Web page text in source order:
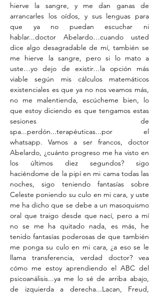
hierve la sangre, y me dan ganas de
arrancarles los oídos, y sus lenguas para
que ya no puedan escuchar ni
hablar...doctor Abelardo…cuando usted
dice algo desagradable de mí, también se
me hierve la sangre, pero si lo mato a
uste…yo dejo de existir…la opción más
viable según mis cálculos matemáticos
existenciales es que ya no nos veamos más,
no me malentienda, escúcheme bien, lo
que estoy diciendo es que tengamos estas
sesiones de
spa...perdón...terapéuticas...por el
whatsapp. Vamos a ser francos, doctor
Abelardo, ¿cuánto progreso me ha visto en
los últimos diez segundos? sigo
haciéndome de la pipí en mi cama todas las
noches, sigo teniendo fantasías sobre
Celeste poniendo su culo en mi cara, y uste
me ha dicho que se debe a un masoquismo
oral que traigo desde que nací, pero a mí
no se me ha quitado nada, es más, he
tenido fantasías poderosas de que también
me ponga su culo en mi cara, ¿a eso se le
llama transferencia, verdad doctor? vea
cómo me estoy aprendiendo el ABC del
psicoanálisis...ya me lo sé de arriba abajo,
de izquierda a derecha...Lacan, Freud,